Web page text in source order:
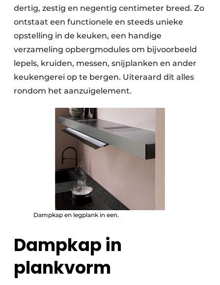
dertig, zestig en negentig centimeter breed. Zo
ontstaat een functionele en steeds unieke
opstelling in de keuken, een handige
verzameling opbergmodules om bijvoorbeeld
lepels, kruiden, messen, snijplanken en ander
keukengerei op te bergen. Uiteraard dit alles
rondom het aanzuigelement.
Dampkap en legplank in een.
Dampkap in
plankvorm